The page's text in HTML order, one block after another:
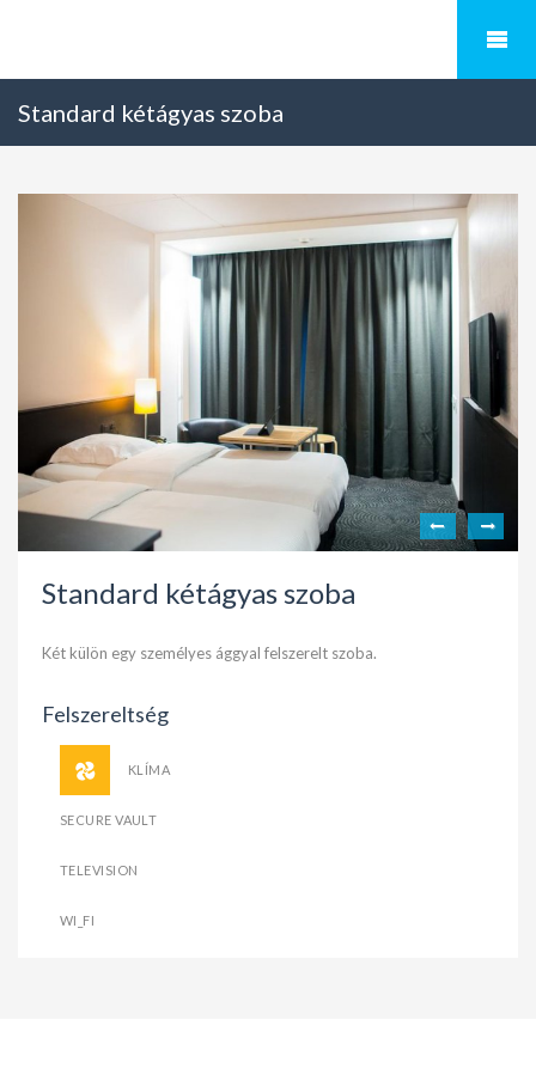
Standard kétágyas szoba
Standard kétágyas szoba
Két külön egy személyes ággyal felszerelt szoba.
Felszereltség
KLÍMA
SECURE VAULT
TELEVISION
WI_FI